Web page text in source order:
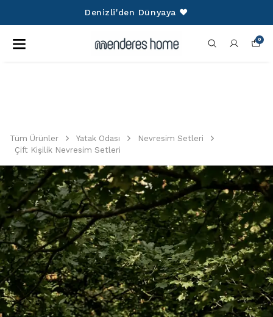
Ücretsiz!
0
Tüm Ürünler Yatak Odası
Nevresim Setleri
Çift Kişilik Nevresim Setleri